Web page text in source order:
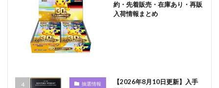
約・先着販売・在庫あり・再販
入荷情報まとめ
抽選情報
【2026年8月10日更新】入手